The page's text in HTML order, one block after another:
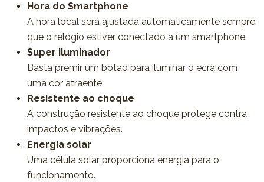
Hora do Smartphone
A hora local será ajustada automaticamente sempre
que o relógio estiver conectado a um smartphone.
Super iluminador
Basta premir um botão para iluminar o ecrã com
uma cor atraente
Resistente ao choque
A construção resistente ao choque protege contra
impactos e vibrações.
Energia solar
Uma célula solar proporciona energia para o
funcionamento.